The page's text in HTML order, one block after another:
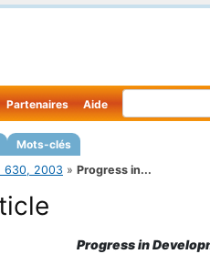
Mots-clés
Partenaires Aide
630, 2003 » Progress in...
Progress in